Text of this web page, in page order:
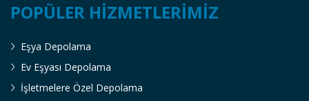
POPÜLER HIZMETLERIMIZ
Eşya Depolama
Ev Eşyası Depolama
İşletmelere Özel Depolama